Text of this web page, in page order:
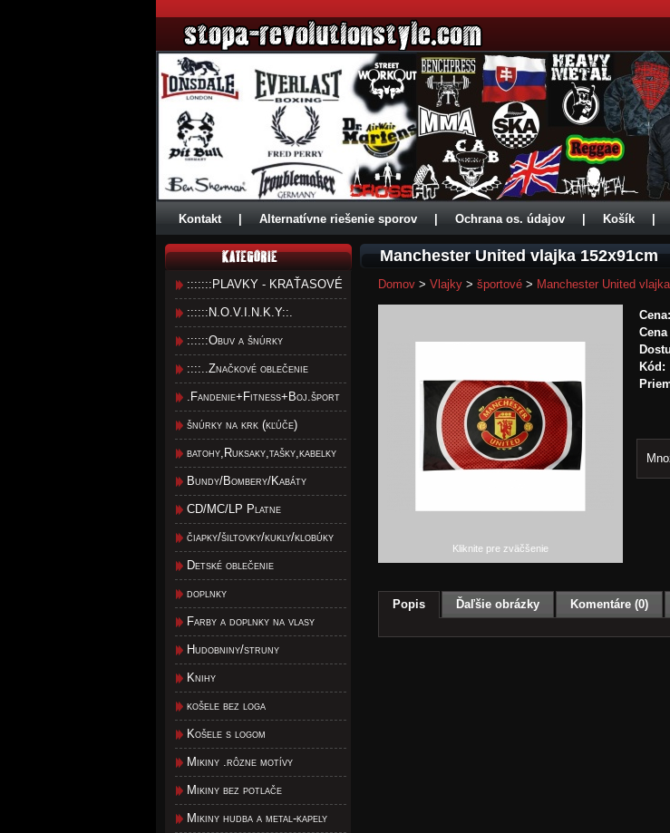
Kontakt Alternatívne riešenie sporov Ochrana os. údajov Košík
:::::::PLAVKY - KRAŤASOVÉ
::::::N.O.V.I.N.K.Y::.
::::::Obuv a šnúrky
::::..Značkové oblečenie
.Fandenie+Fitness+Boj.šport
šnúrky na krk (kľúče)
batohy,Ruksaky,tašky,kabelky
Bundy/Bombery/Kabáty
CD/MC/LP Platne
čiapky/šiltovky/kukly/klobúky
Detské oblečenie
doplnky
Farby a doplnky na vlasy
Hudobniny/struny
Knihy
košele bez loga
Košele s logom
Mikiny .rôzne motívy
Mikiny bez potlače
Mikiny hudba a metal-kapely
Manchester United vlajka 152x91cm
Domov > Vlajky > športové > Manchester United
Kliknite pre zväčšenie
Cena:
Kód:
Popis Ďaľšie obrázky Komentáre (0)